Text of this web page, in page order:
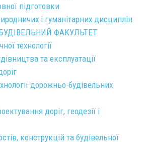
підготовки
і гуманітарних дисциплін
ФАКУЛЬТЕТ
технології
та експлуатації
дорожньо-будівельних
доріг, геодезії і
конструкцій та будівельної